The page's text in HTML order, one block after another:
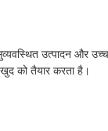
उत्पादन और
को तैयार करता है।